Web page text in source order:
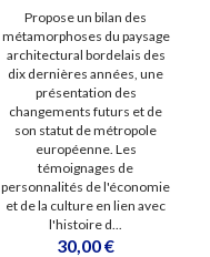
Propose un bilan des
métamorphoses du paysage
architectural bordelais des
dix dernières années, une
présentation des
changements futurs et de
son statut de métropole
européenne. Les
témoignages de
personnalités de l'économie
et de la culture en lien avec
l'histoire d...
30,00 €